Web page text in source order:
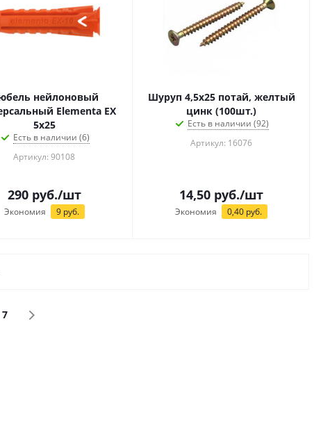
нейлоновый
Elementa EX
5x25
Есть в наличии (6)
Артикул: 90108
290руб./шт
Экономия 9руб.
Шуруп 4,5х25 потай, желтый
цинк (100шт.)
Есть в наличии (92)
Артикул: 16076
14,50 руб./шт
Экономия 0,40 руб.
7